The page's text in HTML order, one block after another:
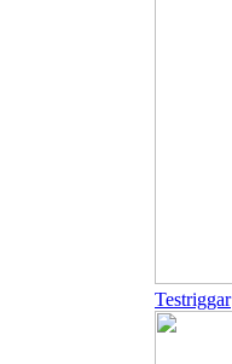
Testriggar